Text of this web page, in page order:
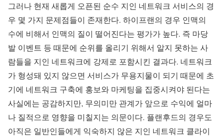
그러나 현재 새롭게 오픈된 순수 지인 네트워크 서비스의 경
우 몇 가지 문제점들이 존재한다. 하이프랜의 경우 인맥의
수에 비해서 인맥의 질이 떨어진다는 평가가 높다. 즉 마당
발 이벤트 등 때문에 순위를 올리기 위해서 알지 못하는 사
람들을 지인 네트워크에 강제로 포함시킨 결과다. 네트워크
가 형성돼 있지 않으면 서비스가 무용지물이 되기 때문에 초
기에 네트워크 구축에 홍보와 마케팅을 집중시켜야 된다는
사실에는 공감하지만, 무의미만 관계가 앞으로 수익에 얼마
나 질적으로 영향을 미칠지는 의문이다. 플랜후드의 경우도
아직은 일반인들에게 익숙하지 않은 지인 네트워크 클라이